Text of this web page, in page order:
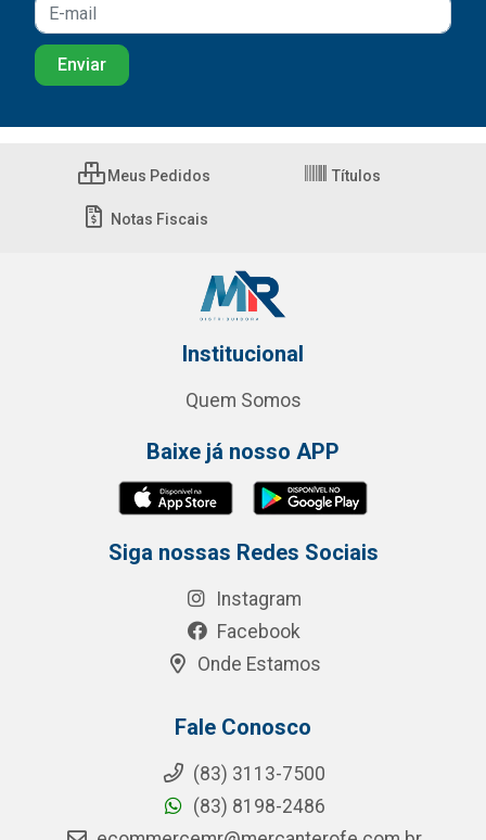
Meus Pedidos Títulos
Notas Fiscais
Institucional
Quem Somos
Baixe já nosso APP
Siga nossas Redes Sociais
Instagram
Facebook
Onde Estamos
Fale Conosco
(83) 3113-7500
(83) 8198-2486